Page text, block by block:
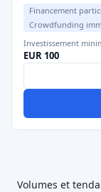
Financement
Crowdfunding
Investissement
EUR 100
Volumes et